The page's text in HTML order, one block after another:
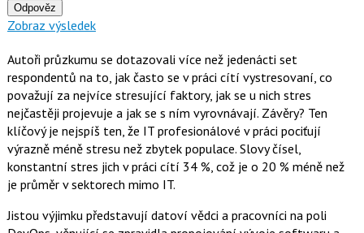
Odpověz
Zobraz výsledek
Autoři průzkumu se dotazovali více než jedenácti set
respondentů na to, jak často se v práci cítí vystresovaní, co
považují za nejvíce stresující faktory, jak se u nich stres
nejčastěji projevuje a jak se s ním vyrovnávají. Závěry? Ten
klíčový je nejspíš ten, že IT profesionálové v práci pociťují
výrazně méně stresu než zbytek populace. Slovy čísel,
konstantní stres jich v práci cítí 34 %, což je o 20 % méně než
je průměr v sektorech mimo IT.
Jistou výjimku představují datoví vědci a pracovníci na poli